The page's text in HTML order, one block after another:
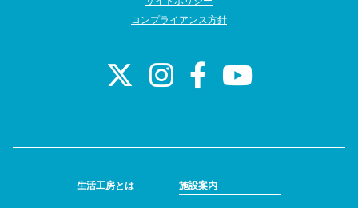
コンプライアンス方針
生活工房とは 施設案内